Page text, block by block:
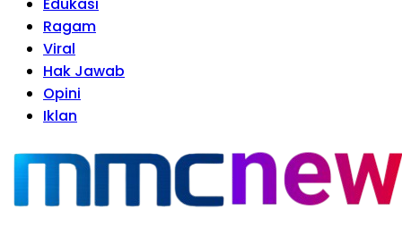
Ragam
Viral
Hak Jawab
Opini
Iklan